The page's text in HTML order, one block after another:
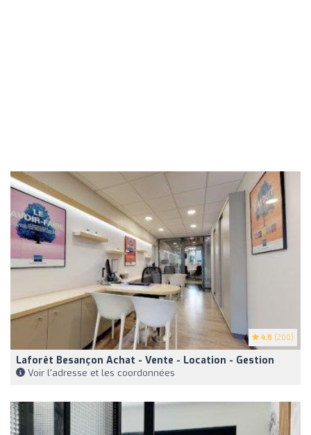
4.8 (200)
Laforêt Besançon Achat - Vente - Location - Gestion
Voir l'adresse et les coordonnées